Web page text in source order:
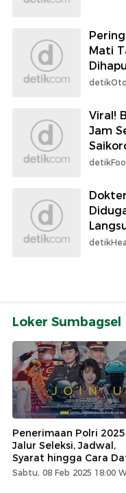
Mati
detikOto
Viral!
Jam
Loker Sumbagsel
Penerimaan Polri
Jalur Seleksi, Jadwal,
Syarat hingga Cara
Sabtu, 08 Feb 2025 18:00